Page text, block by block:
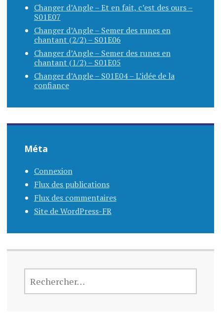
Changer d’Angle – Et en fait, c’est des ours –
S01E07
Changer d’Angle – Semer des runes en
chantant (2/2) – S01E06
Changer d’Angle – Semer des runes en
chantant (1/2) – S01E05
Changer d’Angle – S01E04 – L’idée de la
confiance
Méta
Connexion
Flux des publications
Flux des commentaires
Site de WordPress-FR